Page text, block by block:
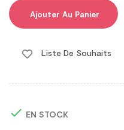
Ajouter Au Panier
Liste De Souhaits
 EN STOCK